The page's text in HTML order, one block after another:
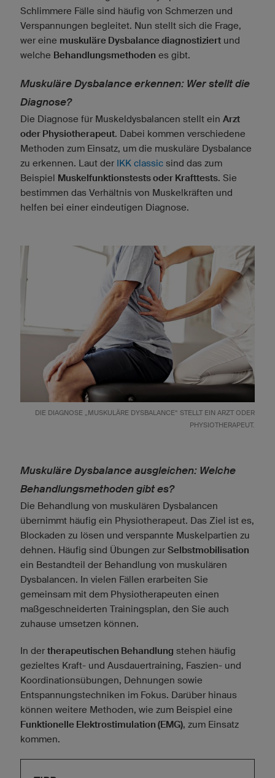
Schlimmere Fälle sind häufig von Schmerzen und
Verspannungen begleitet. Nun stellt sich die Frage,
wer eine muskuläre Dysbalance diagnostiziert und
welche Behandlungsmethoden es gibt.
Muskuläre Dysbalance erkennen: Wer stellt die
Diagnose?
Die Diagnose für Muskeldysbalancen stellt ein Arzt
oder Physiotherapeut. Dabei kommen verschiedene
Methoden zum Einsatz, um die muskuläre Dysbalance
zu erkennen. Laut der IKK classic sind das zum
Beispiel Muskelfunktionstests oder Krafttests. Sie
bestimmen das Verhältnis von Muskelkräften und
helfen bei einer eindeutigen Diagnose.
DIE DIAGNOSE „MUSKULÄRE DYSBALANCE“ STELLT EIN ARZT ODER
PHYSIOTHERAPEUT.
Muskuläre Dysbalance ausgleichen: Welche
Behandlungsmethoden gibt es?
Die Behandlung von muskulären Dysbalancen
übernimmt häufig ein Physiotherapeut. Das Ziel ist es,
Blockaden zu lösen und verspannte Muskelpartien zu
dehnen. Häufig sind Übungen zur Selbstmobilisation
ein Bestandteil der Behandlung von muskulären
Dysbalancen. In vielen Fällen erarbeiten Sie
gemeinsam mit dem Physiotherapeuten einen
maßgeschneiderten Trainingsplan, den Sie auch
zuhause umsetzen können.
In der therapeutischen Behandlung stehen häufig
gezieltes Kraft- und Ausdauertraining, Faszien- und
Koordinationsübungen, Dehnungen sowie
Entspannungstechniken im Fokus. Darüber hinaus
können weitere Methoden, wie zum Beispiel eine
Funktionelle Elektrostimulation (EMG), zum Einsatz
kommen.